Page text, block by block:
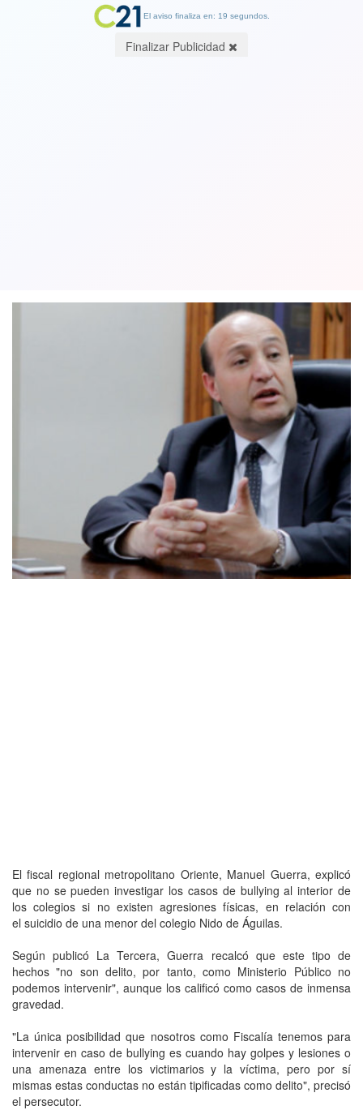
El fiscal regional metropolitano Oriente, Manuel Guerra, explicó
que no se pueden investigar los casos de bullying al interior de
los colegios si no existen agresiones físicas, en relación con
el suicidio de una menor del colegio Nido de Águilas.
Según publicó La Tercera, Guerra recalcó que este tipo de
hechos "no son delito, por tanto, como Ministerio Público no
podemos intervenir", aunque los calificó como casos de inmensa
gravedad.
"La única posibilidad que nosotros como Fiscalía tenemos para
intervenir en caso de bullying es cuando hay golpes y lesiones o
una amenaza entre los victimarios y la víctima, pero por sí
mismas estas conductas no están tipificadas como delito", precisó
el persecutor.
El aviso finaliza en: 19 segundos.
Finalizar Publicidad